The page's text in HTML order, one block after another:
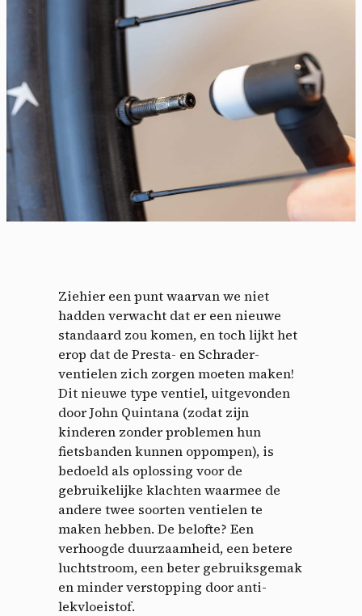
Ziehier een punt waarvan we niet
hadden verwacht dat er een nieuwe
standaard zou komen, en toch lijkt het
erop dat de Presta- en Schrader-
ventielen zich zorgen moeten maken!
Dit nieuwe type ventiel, uitgevonden
door John Quintana (zodat zijn
kinderen zonder problemen hun
fietsbanden kunnen oppompen), is
bedoeld als oplossing voor de
gebruikelijke klachten waarmee de
andere twee soorten ventielen te
maken hebben. De belofte? Een
verhoogde duurzaamheid, een betere
luchtstroom, een beter gebruiksgemak
en minder verstopping door anti-
lekvloeistof.